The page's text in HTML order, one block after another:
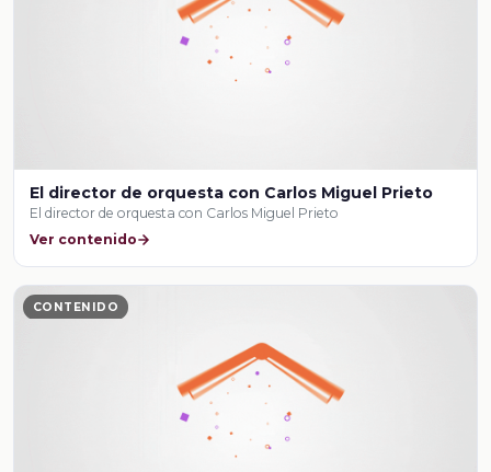
El director de orquesta con Carlos Miguel Prieto
El director de orquesta con Carlos Miguel Prieto
Ver contenido
CONTENIDO